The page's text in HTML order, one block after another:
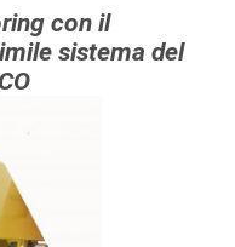
con il
sistema del